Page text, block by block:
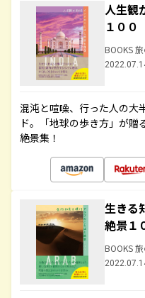
人生観
１００
BOOKS
混沌と喧噪、行った人の大
ド。「地球の歩き方」が
絶景集！
生きる
絶景１
BOOKS